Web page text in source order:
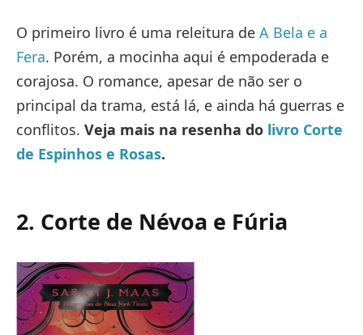
O primeiro livro é uma releitura de A Bela e a
Fera. Porém, a mocinha aqui é empoderada e
corajosa. O romance, apesar de não ser o
principal da trama, está lá, e ainda há guerras e
conflitos. Veja mais na resenha do livro Corte
de Espinhos e Rosas.
2. Corte de Névoa e Fúria